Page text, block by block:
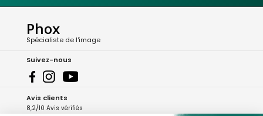
Phox
Spécialiste de l'image
Suivez-nous
Avis clients
8,2/10 Avis vérifiés